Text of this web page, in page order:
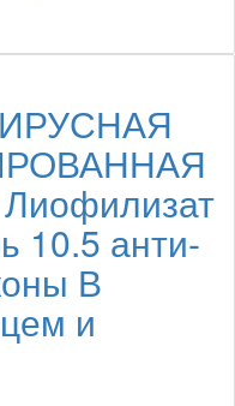
10.5 анти-
В
и